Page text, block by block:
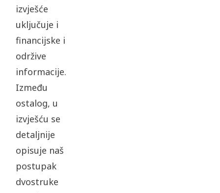
izvješće
uključuje i
financijske i
održive
informacije.
Između
ostalog, u
izvješću se
detaljnije
opisuje naš
postupak
dvostruke